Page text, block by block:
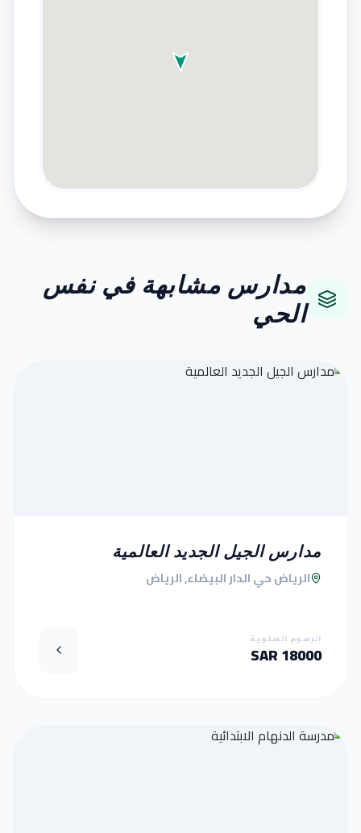
مدارس مشابهة في نفس
الحي
مدارس الجيل الجديد العالمية
الرياض حي الدار البيضاء, الرياض
الرسوم السنوية
18000 SAR